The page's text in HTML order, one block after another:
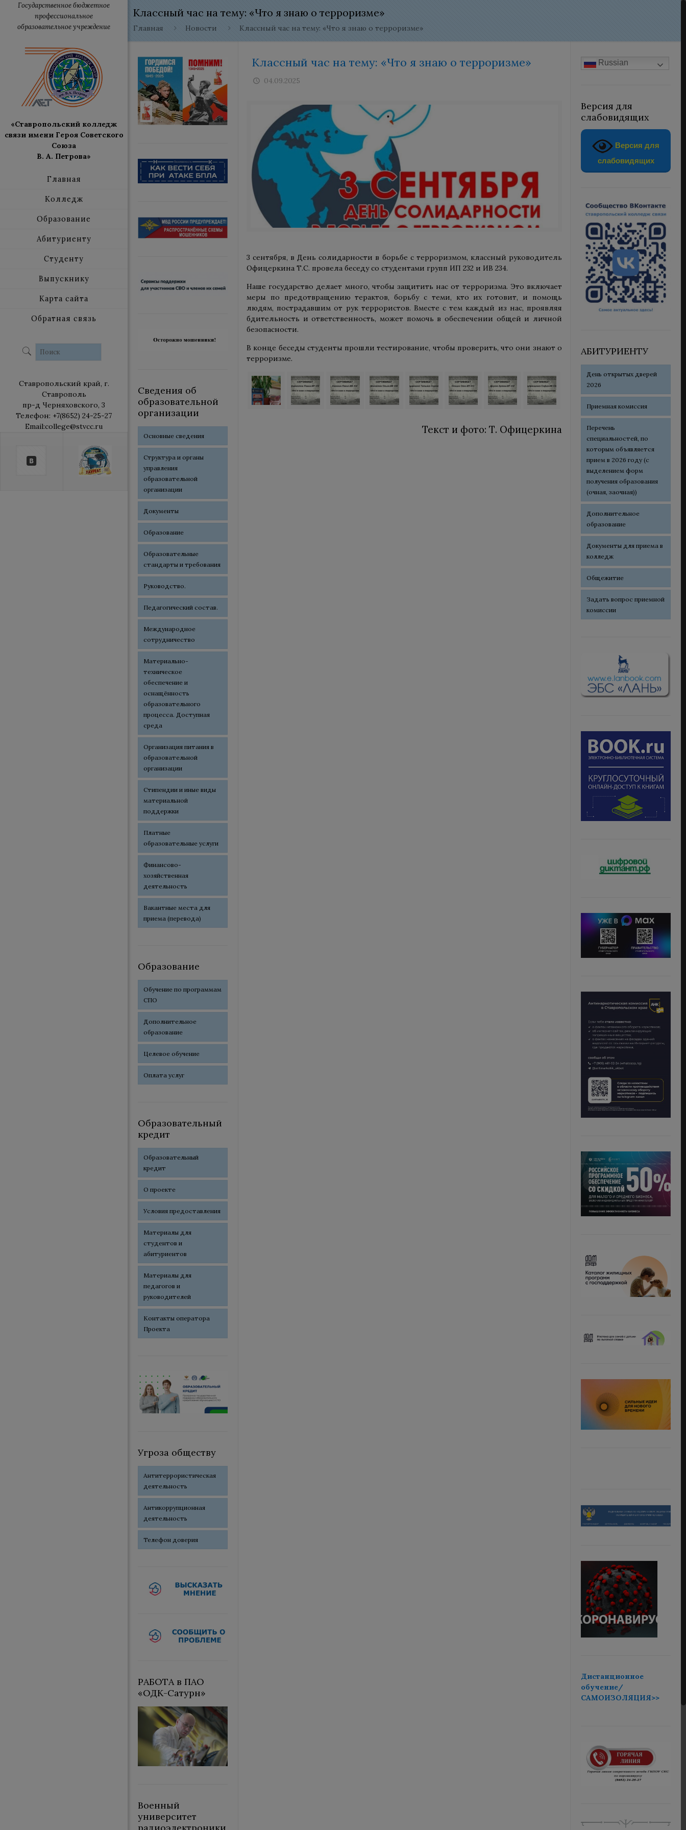
Государственное бюджетное
профессиональное
образовательное учреждение
«Ставропольский колледж
связи имени Героя Советского
Союза
В. А. Петрова»
Главная
Колледж
Образование
Абитуриенту
Студенту
Выпускнику
Карта сайта
Обратная связь
Ставропольский край, г.
Ставрополь
пр-д Черняховского, 3
Телефон: +7(8652) 24-25-27
Email:college@stvcc.ru
Классный час на тему: «Что я знаю о терроризме»
Главная Новости Классный час на тему: «Что я знаю о терроризме»
Классный час на тему: «Что я знаю о терроризме»
04.09.2025
3 сентября, в День солидарности в борьбе с терроризмом, классный руководитель
Офицеркина Т.С. провела беседу со студентами групп ИП 232 и ИВ 234.
Наше государство делает много, чтобы защитить нас от терроризма. Это включает
меры по предотвращению терактов, борьбу с теми, кто их готовит, и помощь
людям, пострадавшим от рук террористов. Вместе с тем каждый из нас, проявляя
бдительность и ответственность, может помочь в обеспечении общей и личной
безопасности.
В конце беседы студенты прошли тестирование, чтобы проверить, что они знают о
терроризме.
Текст и фото: Т. Офицеркина
Сведения об
образовательной
организации
Основные сведения
Структура и органы
управления
образовательной
организации
Документы
Образование
Образовательные
стандарты и требования
Руководство.
Педагогический состав.
Международное
сотрудничество
Материально-
техническое
обеспечение и
оснащённость
образовательного
процесса. Доступная
среда
Организация питания в
образовательной
организации
Стипендии и иные виды
материальной
поддержки
Платные
образовательные услуги
Финансово-
хозяйственная
деятельность
Вакантные места для
приема (перевода)
Образование
Обучение по программам
СПО
Дополнительное
образование
Целевое обучение
Оплата услуг
Образовательный
кредит
Образовательный
кредит
О проекте
Условия предоставления
Материалы для
студентов и
абитуриентов
Материалы для
педагогов и
руководителей
Контакты оператора
Проекта
Угроза обществу
Антитеррористическая
деятельность
Антикоррупционная
деятельность
Телефон доверия
РАБОТА в ПАО
«ОДК-Сатурн»
Военный
университет
Russian
Версия для
слабовидящих
Версия для
слабовидящих
АБИТУРИЕНТУ
День открытых дверей
2026
Приемная комиссия
Перечень
специальностей, по
которым объявляется
прием в 2026 году (с
выделением форм
получения образования
(очная, заочная))
Дополнительное
образование
Документы для приема в
колледж
Общежитие
Задать вопрос приемной
комиссии
Дистанционное
обучение/
САМОИЗОЛЯЦИЯ>>